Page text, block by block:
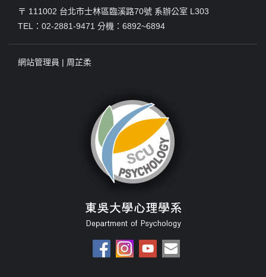
〒 111002 台北市士林區臨溪路70號 系辦公室 L303
TEL：02-2881-9471 分機：6892~6894
網站管理員 | 周芷柔